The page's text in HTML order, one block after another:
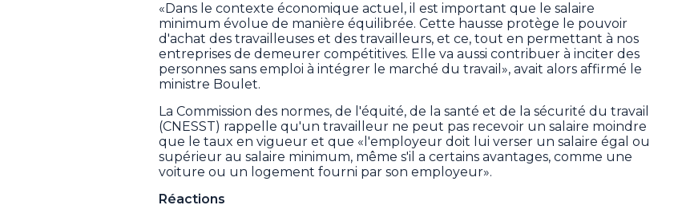
«Dans le contexte économique actuel, il est important que le salaire
minimum évolue de manière équilibrée. Cette hausse protège le pouvoir
d'achat des travailleuses et des travailleurs, et ce, tout en permettant à nos
entreprises de demeurer compétitives. Elle va aussi contribuer à inciter des
personnes sans emploi à intégrer le marché du travail», avait alors affirmé le
ministre Boulet.
La Commission des normes, de l'équité, de la santé et de la sécurité du travail
(CNESST) rappelle qu'un travailleur ne peut pas recevoir un salaire moindre
que le taux en vigueur et que «l'employeur doit lui verser un salaire égal ou
supérieur au salaire minimum, même s'il a certains avantages, comme une
voiture ou un logement fourni par son employeur».
Réactions